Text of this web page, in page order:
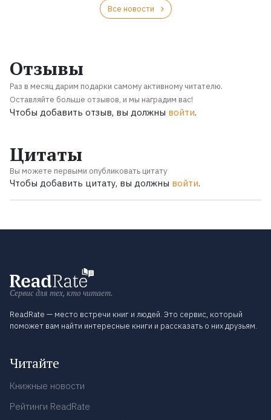
Все новости
Отзывы
Раз в месяц дарим подарки самому активному читателю.
Оставляйте больше отзывов, и мы наградим вас!
Чтобы добавить отзыв, вы должны войти.
Цитаты
Вы можете первыми опубликовать цитату
Чтобы добавить цитату, вы должны войти.
Сервис для тех, кто читает.
ReadRate — место встречи книг и людей. Это сервис, который
поможет вам найти интересные книги и рассказать о них друзьям.
Читайте
Книжные новости
Рейтинги ReadRate